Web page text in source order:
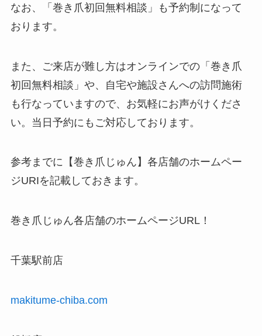
なお、「巻き爪初回無料相談」も予約制になって
おります。
また、ご来店が難し方はオンラインでの「巻き爪
初回無料相談」や、自宅や施設さんへの訪問施術
も行なっていますので、お気軽にお声がけくださ
い。当日予約にもご対応しております。
参考までに【巻き爪じゅん】各店舗のホームペー
ジURIを記載しておきます。
巻き爪じゅん各店舗のホームページURL！
千葉駅前店
makitume-chiba.com